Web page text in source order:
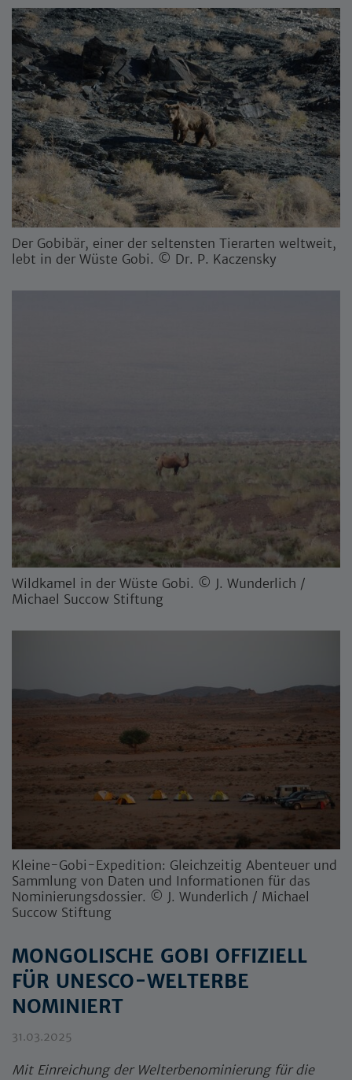
MONGOLISCHE GOBI OFFIZIELL
FÜR UNESCO-WELTERBE
NOMINIERT
31.03.2025
Mit Einreichung der Welterbenominierung für die
Der Gobibär, einer der seltensten Tierarten weltweit,
lebt in der Wüste Gobi. © Dr. P. Kaczensky
Wildkamel in der Wüste Gobi. © J. Wunderlich /
Michael Succow Stiftung
Kleine-Gobi-Expedition: Gleichzeitig Abenteuer und
Sammlung von Daten und Informationen für das
Nominierungsdossier. © J. Wunderlich / Michael
Succow Stiftung